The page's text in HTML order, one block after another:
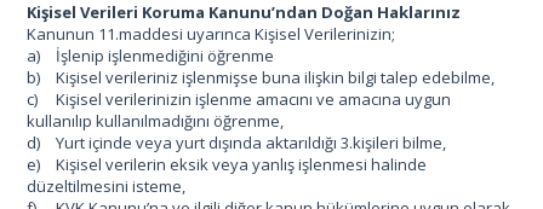
Kişisel Verileri Koruma Kanunu’ndan Doğan Haklarınız
Kanunun 11.maddesi uyarınca Kişisel Verilerinizin;
a)
İşlenip işlenmediğini öğrenme
b)
Kişisel verileriniz işlenmişse buna ilişkin bilgi talep edebilme,
c)
Kişisel verilerinizin işlenme amacını ve amacına uygun
kullanılıp kullanılmadığını öğrenme,
d)
Yurt içinde veya yurt dışında aktarıldığı 3.kişileri bilme,
e)
Kişisel verilerin eksik veya yanlış işlenmesi halinde
düzeltilmesini isteme,